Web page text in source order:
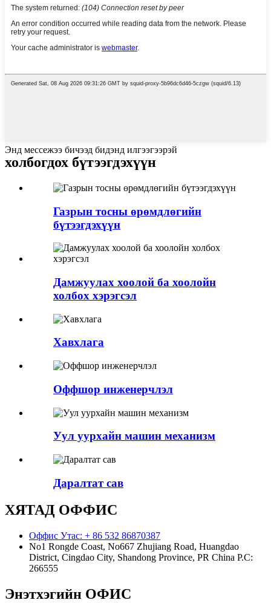
Энд мессежээ бичээд бидэнд илгээгээрэй
холбогдох бүтээгдэхүүн
Газрын тосны өрөмдлөгийн
бүтээгдэхүүн
Дамжуулах хоолой ба хоолойн
холбох хэрэгсэл
Хавхлага
Оффшор инженерчлэл
Уул уурхайн машин механизм
Даралтат сав
ХЯТАД ОФФИС
Оффис Утас: + 86 532 86870387
No1 Rongde Coast, No667 Zhujiang Road, Huangdao
District, Cingdao City, Shandong Province, PR China Р.С:
266555
Энэтхэгийн ОФИС